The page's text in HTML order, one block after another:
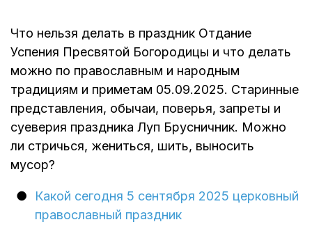
Что нельзя делать в праздник Отдание
Успения Пресвятой Богородицы и что делать
можно по православным и народным
традициям и приметам 05.09.2025. Старинные
представления, обычаи, поверья, запреты и
суеверия праздника Луп Брусничник. Можно
ли стричься, жениться, шить, выносить
мусор?
Какой сегодня 5 сентября 2025 церковный
православный праздник